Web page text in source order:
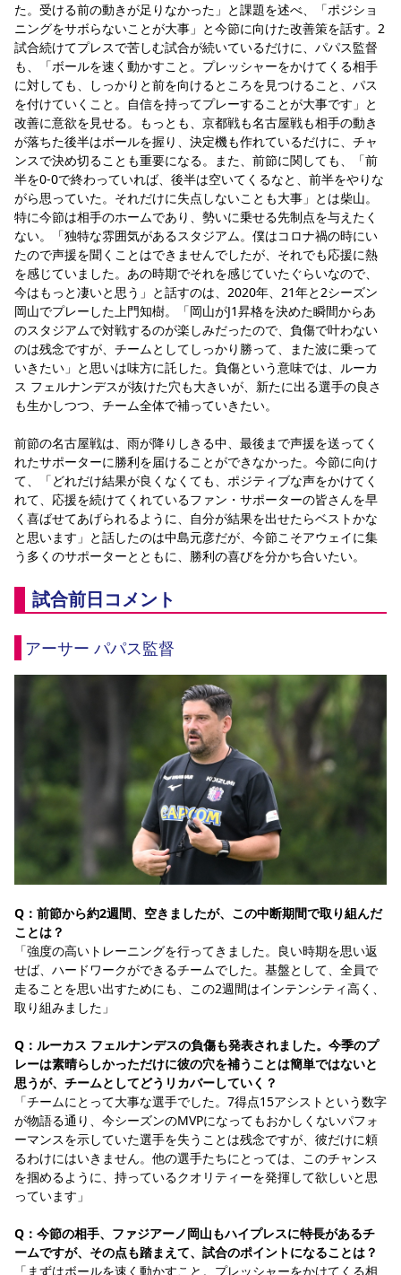
た。受ける前の動きが足りなかった」と課題を述べ、「ポジショ
ニングをサボらないことが大事」と今節に向けた改善策を話す。2
試合続けてプレスで苦しむ試合が続いているだけに、パパス監督
も、「ボールを速く動かすこと。プレッシャーをかけてくる相手
に対しても、しっかりと前を向けるところを見つけること、パス
を付けていくこと。自信を持ってプレーすることが大事です」と
改善に意欲を見せる。もっとも、京都戦も名古屋戦も相手の動き
が落ちた後半はボールを握り、決定機も作れているだけに、チャ
ンスで決め切ることも重要になる。また、前節に関しても、「前
半を0-0で終わっていれば、後半は空いてくるなと、前半をやりな
がら思っていた。それだけに失点しないことも大事」とは柴山。
特に今節は相手のホームであり、勢いに乗せる先制点を与えたく
ない。「独特な雰囲気があるスタジアム。僕はコロナ禍の時にい
たので声援を聞くことはできませんでしたが、それでも応援に熱
を感じていました。あの時期でそれを感じていたぐらいなので、
今はもっと凄いと思う」と話すのは、2020年、21年と2シーズン
岡山でプレーした上門知樹。「岡山がJ1昇格を決めた瞬間からあ
のスタジアムで対戦するのが楽しみだったので、負傷で叶わない
のは残念ですが、チームとしてしっかり勝って、また波に乗って
いきたい」と思いは味方に託した。負傷という意味では、ルーカ
ス フェルナンデスが抜けた穴も大きいが、新たに出る選手の良さ
も生かしつつ、チーム全体で補っていきたい。
前節の名古屋戦は、雨が降りしきる中、最後まで声援を送ってく
れたサポーターに勝利を届けることができなかった。今節に向け
て、「どれだけ結果が良くなくても、ポジティブな声をかけてく
れて、応援を続けてくれているファン・サポーターの皆さんを早
く喜ばせてあげられるように、自分が結果を出せたらベストかな
と思います」と話したのは中島元彦だが、今節こそアウェイに集
う多くのサポーターとともに、勝利の喜びを分かち合いたい。
試合前日コメント
アーサー パパス監督
Q：前節から約2週間、空きましたが、この中断期間で取り組んだ
ことは？
「強度の高いトレーニングを行ってきました。良い時期を思い返
せば、ハードワークができるチームでした。基盤として、全員で
走ることを思い出すためにも、この2週間はインテンシティ高く、
取り組みました」
Q：ルーカス フェルナンデスの負傷も発表されました。今季のプ
レーは素晴らしかっただけに彼の穴を補うことは簡単ではないと
思うが、チームとしてどうリカバーしていく？
「チームにとって大事な選手でした。7得点15アシストという数字
が物語る通り、今シーズンのMVPになってもおかしくないパフォ
ーマンスを示していた選手を失うことは残念ですが、彼だけに頼
るわけにはいきません。他の選手たちにとっては、このチャンス
を掴めるように、持っているクオリティーを発揮して欲しいと思
っています」
Q：今節の相手、ファジアーノ岡山もハイプレスに特長があるチ
ームですが、その点も踏まえて、試合のポイントになることは？
「まずはボールを速く動かすこと。プレッシャーをかけてくる相